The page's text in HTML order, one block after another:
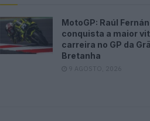
MotoGP: Raúl
conquista a maior
carreira no GP da
Bretanha
9 AGOSTO, 2026